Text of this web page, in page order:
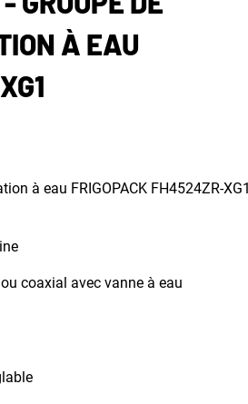
À EAU
à eau FRIGOPACK FH4524ZR-XG1
coaxial avec vanne à eau